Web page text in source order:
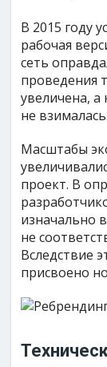
В 2015 году
рабочая
сеть
проведения
увеличена,
не взималась.
Масштабы
проект. В
изначально
не
Вследствие
присвоено